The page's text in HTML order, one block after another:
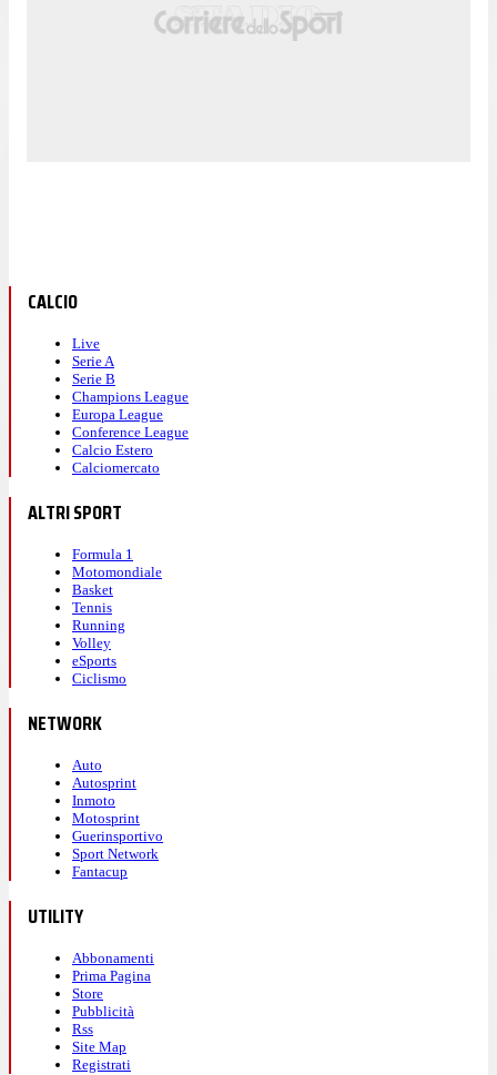
CALCIO
Live
Serie A
Serie B
Champions League
Europa League
Conference League
Calcio Estero
Calciomercato
ALTRI SPORT
Formula 1
Motomondiale
Basket
Tennis
Running
Volley
eSports
Ciclismo
NETWORK
Auto
Autosprint
Inmoto
Motosprint
Guerinsportivo
Sport Network
Fantacup
UTILITY
Abbonamenti
Prima Pagina
Store
Pubblicità
Rss
Site Map
Registrati